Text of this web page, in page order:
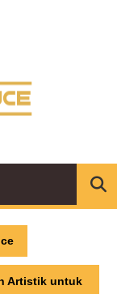
Artistik untuk